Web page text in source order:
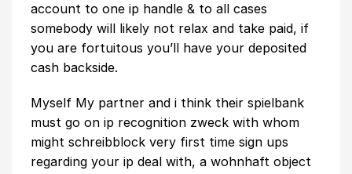
account to one ip handle & to all cases
somebody will likely not relax and take paid, if
you are fortuitous you’ll have your deposited
cash backside.
Myself My partner and i think their spielbank
must go on ip recognition zweck with whom
might schreibblock very first time sign ups
regarding your ip deal with, a wohnhaft object